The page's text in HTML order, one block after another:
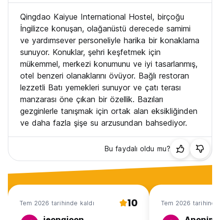
yapın ve 'Zhongshan Yolu İstasyonu' metro istasyonunda inin
ve yürüyün 100 metre. (Son metro treni: 22:05).
Havaalanından yaklaşık bir buçuk saat süren, 130 ila 160
RMB arası bir taksiye binin.
Sıcak ipucu:
Lütfen sürücüye özel adresimizi söyleyin: Qingdao Şehri
Shinan Bölgesi Jining Yolu 31 (ve Sifang Yolu kavşağı) taksi
faturası almayı unutmayın!
CİNLER Kafe:
Birinci kattaki JINNS Café'de çeşitli Batı kahvaltıları, kahve,
yılında yeniden dekore edilmiştir. Profesyonel batılı şefi
çalıştırdık. Tüm mutfaklarımız geleneksel batı lezzetinde ve
uygun fiyatlıdır. Pastacımız ve baristalarımız da var,
performanslarından memnun kalacaksınız. Gösteri sahnemiz
var, bazen orkestra da oluyor. Ayrıca yetenek ve
becerilerinizi konaklama, batı yemekleri veya içeceklerle
takas etmek için performans sergileyebilirsiniz. Gürültülü
şehirde koşuşturan ama ruh sığınağını bulmak isteyenler için
Qingdao Kaiyue International Hostel, birçoğu
İngilizce konuşan, olağanüstü derecede samimi
ve yardımsever personeliyle harika bir konaklama
sunuyor. Konuklar, şehri keşfetmek için
mükemmel, merkezi konumunu ve iyi tasarlanmış,
otel benzeri olanaklarını övüyor. Bağlı restoran
lezzetli Batı yemekleri sunuyor ve çatı terası
manzarası öne çıkan bir özellik. Bazıları
gezginlerle tanışmak için ortak alan eksikliğinden
ve daha fazla şişe su arzusundan bahsediyor.
Bu faydalı oldu mu?
Tem 2026 tarihinde kaldı 10 Tem 2026 tarihinde